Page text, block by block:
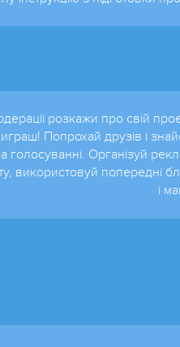
розкажи про свій
Попрохай друзів і
голосуванні. Організуй
використовуй попередні
і